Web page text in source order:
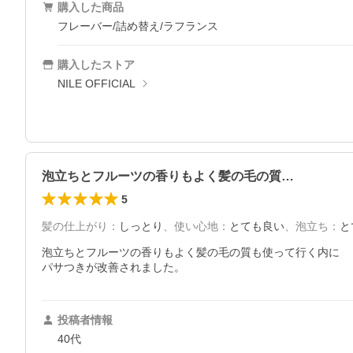
購入した商品
フレーバー/詰め替え/ラフランス
購入したストア
NILE OFFICIAL
泡立ちとフルーツの香りもよく髪の毛の質…
5
髪の仕上がり ： しっとり 、 使い心地 ： とても良い、 泡立ち ：
泡立ちとフルーツの香りもよく髪の毛の質も使って行く内に
パサつきが改善されました。
投稿者情報
40代